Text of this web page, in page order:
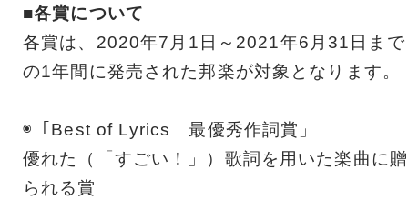
■各賞について
各賞は、2020年7月1日～2021年6月31日まで
の1年間に発売された邦楽が対象となります。
◉「Best of Lyrics 最優秀作詞賞」
優れた（「すごい！」）歌詞を用いた楽曲に贈
られる賞